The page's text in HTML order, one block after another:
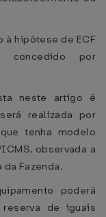
à hipótese de ECF
concedido por
neste artigo é
realizada por
tenha modelo
observada a
Fazenda.
poderá
de iguais